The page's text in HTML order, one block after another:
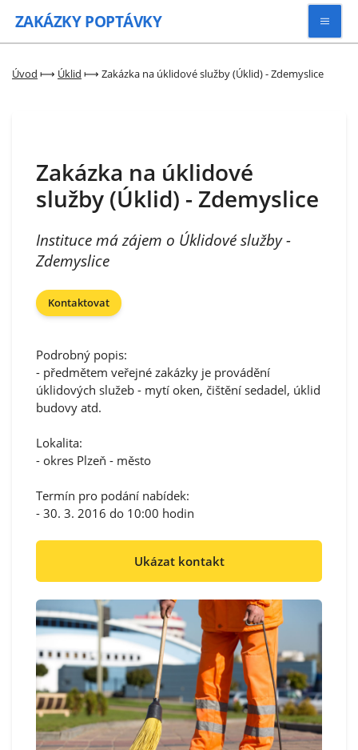
ZAKÁZKY POPTÁVKY
Vyhledávat
Kategorie
Zaregistrovat se
Úvod ⟼ Úklid ⟼ Zakázka na úklidové služby (Úklid) - Zdemyslice
Zakázka na úklidové
služby (Úklid) - Zdemyslice
Instituce má zájem o Úklidové služby -
Zdemyslice
Kontaktovat
Podrobný popis:
- předmětem veřejné zakázky je provádění
úklidových služeb - mytí oken, čištění sedadel, úklid
budovy atd.
Lokalita:
- okres Plzeň - město
Termín pro podání nabídek:
- 30. 3. 2016 do 10:00 hodin
Ukázat kontakt